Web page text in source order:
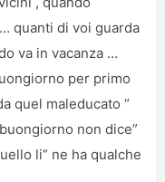
quanti di voi guarda
va in vacanza …
per primo
quel maleducato “
non dice”
li” ne ha qualche